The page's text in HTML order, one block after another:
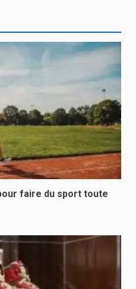
faire du sport toute